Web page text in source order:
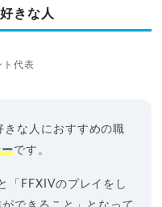
きな人
ト代表
な人におすすめの職
です。
「FFXIVのプレイをし